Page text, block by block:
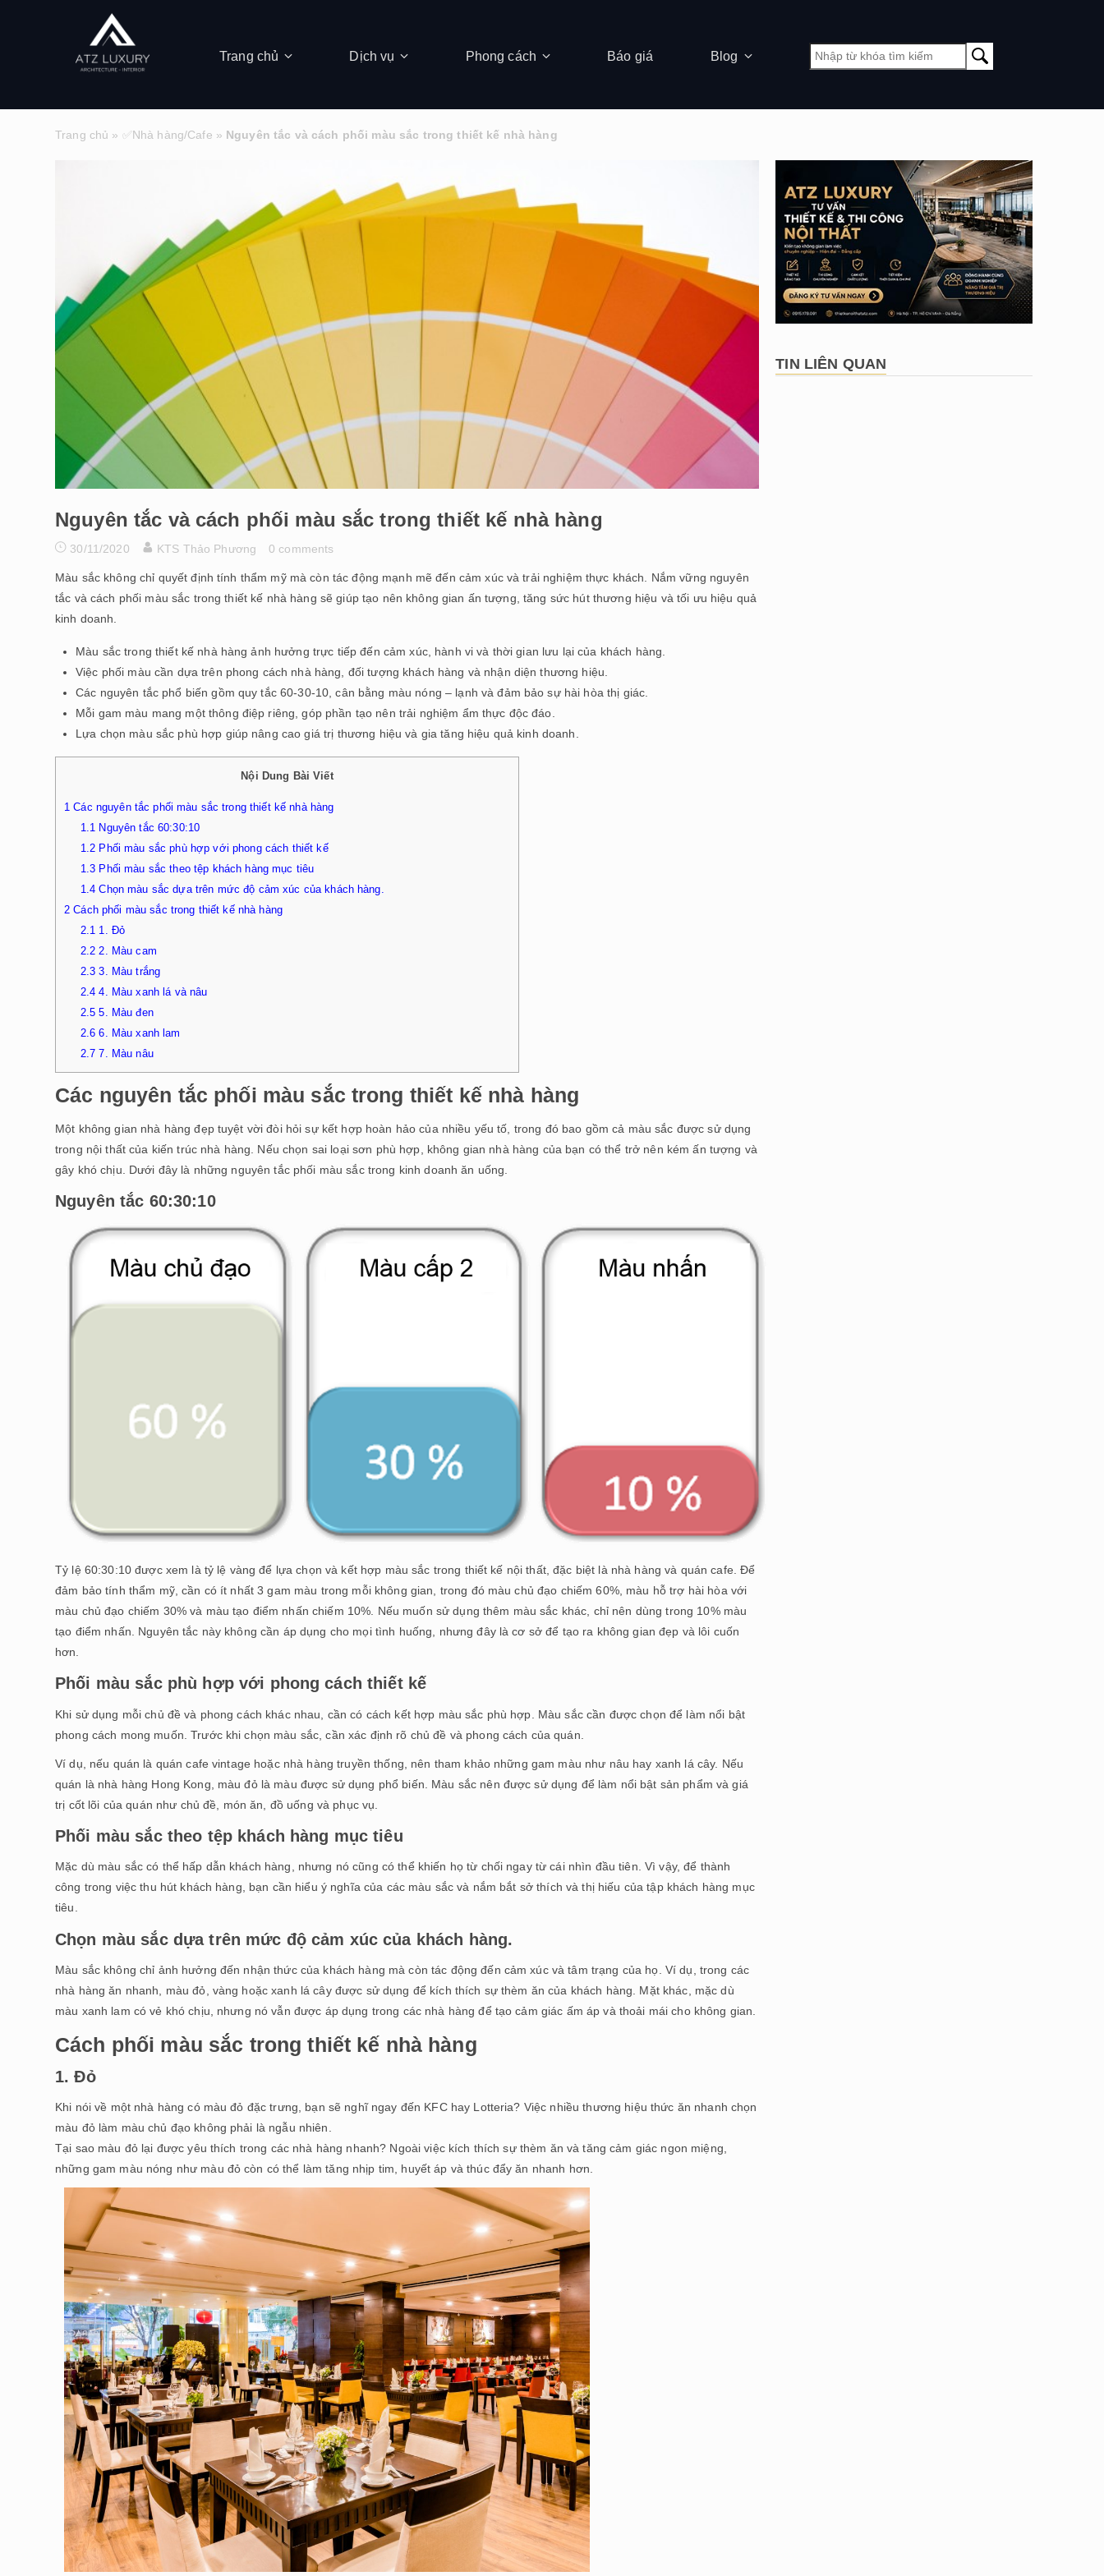
Trang chủ Dịch vụ Phong cách Báo giá Blog
Trang chủ » ✅Nhà hàng/Cafe » Nguyên tắc và cách phối màu sắc trong thiết kế nhà hàng
Nguyên tắc và cách phối màu sắc trong thiết kế nhà hàng
30/11/2020 KTS Thảo Phương 0 comments
Màu sắc không chỉ quyết định tính thẩm mỹ mà còn tác động mạnh mẽ đến cảm xúc và trải nghiệm thực khách. Nắm vững nguyên
tắc và cách phối màu sắc trong thiết kế nhà hàng sẽ giúp tạo nên không gian ấn tượng, tăng sức hút thương hiệu và tối ưu hiệu quả
kinh doanh.
Màu sắc trong thiết kế nhà hàng ảnh hưởng trực tiếp đến cảm xúc, hành vi và thời gian lưu lại của khách hàng.
Việc phối màu cần dựa trên phong cách nhà hàng, đối tượng khách hàng và nhận diện thương hiệu.
Các nguyên tắc phổ biến gồm quy tắc 60-30-10, cân bằng màu nóng – lạnh và đảm bảo sự hài hòa thị giác.
Mỗi gam màu mang một thông điệp riêng, góp phần tạo nên trải nghiệm ẩm thực độc đáo.
Lựa chọn màu sắc phù hợp giúp nâng cao giá trị thương hiệu và gia tăng hiệu quả kinh doanh.
Nội Dung Bài Viết
1 Các nguyên tắc phối màu sắc trong thiết kế nhà hàng
1.1 Nguyên tắc 60:30:10
1.2 Phối màu sắc phù hợp với phong cách thiết kế
1.3 Phối màu sắc theo tệp khách hàng mục tiêu
1.4 Chọn màu sắc dựa trên mức độ cảm xúc của khách hàng.
2 Cách phối màu sắc trong thiết kế nhà hàng
2.1 1. Đỏ
2.2 2. Màu cam
2.3 3. Màu trắng
2.4 4. Màu xanh lá và nâu
2.5 5. Màu đen
2.6 6. Màu xanh lam
2.7 7. Màu nâu
Các nguyên tắc phối màu sắc trong thiết kế nhà hàng
Một không gian nhà hàng đẹp tuyệt vời đòi hỏi sự kết hợp hoàn hảo của nhiều yếu tố, trong đó bao gồm cả màu sắc được sử dụng
trong nội thất của kiến trúc nhà hàng. Nếu chọn sai loại sơn phù hợp, không gian nhà hàng của bạn có thể trở nên kém ấn tượng và
gây khó chịu. Dưới đây là những nguyên tắc phối màu sắc trong kinh doanh ăn uống.
Nguyên tắc 60:30:10
Tỷ lệ 60:30:10 được xem là tỷ lệ vàng để lựa chọn và kết hợp màu sắc trong thiết kế nội thất, đặc biệt là nhà hàng và quán cafe. Để
đảm bảo tính thẩm mỹ, cần có ít nhất 3 gam màu trong mỗi không gian, trong đó màu chủ đạo chiếm 60%, màu hỗ trợ hài hòa với
màu chủ đạo chiếm 30% và màu tạo điểm nhấn chiếm 10%. Nếu muốn sử dụng thêm màu sắc khác, chỉ nên dùng trong 10% màu
tạo điểm nhấn. Nguyên tắc này không cần áp dụng cho mọi tình huống, nhưng đây là cơ sở để tạo ra không gian đẹp và lôi cuốn
hơn.
Phối màu sắc phù hợp với phong cách thiết kế
Khi sử dụng mỗi chủ đề và phong cách khác nhau, cần có cách kết hợp màu sắc phù hợp. Màu sắc cần được chọn để làm nổi bật
phong cách mong muốn. Trước khi chọn màu sắc, cần xác định rõ chủ đề và phong cách của quán.
Ví dụ, nếu quán là quán cafe vintage hoặc nhà hàng truyền thống, nên tham khảo những gam màu như nâu hay xanh lá cây. Nếu
quán là nhà hàng Hong Kong, màu đỏ là màu được sử dụng phổ biến. Màu sắc nên được sử dụng để làm nổi bật sản phẩm và giá
trị cốt lõi của quán như chủ đề, món ăn, đồ uống và phục vụ.
Phối màu sắc theo tệp khách hàng mục tiêu
Mặc dù màu sắc có thể hấp dẫn khách hàng, nhưng nó cũng có thể khiến họ từ chối ngay từ cái nhìn đầu tiên. Vì vậy, để thành
công trong việc thu hút khách hàng, bạn cần hiểu ý nghĩa của các màu sắc và nắm bắt sở thích và thị hiếu của tập khách hàng mục
tiêu.
Chọn màu sắc dựa trên mức độ cảm xúc của khách hàng.
Màu sắc không chỉ ảnh hưởng đến nhận thức của khách hàng mà còn tác động đến cảm xúc và tâm trạng của họ. Ví dụ, trong các
nhà hàng ăn nhanh, màu đỏ, vàng hoặc xanh lá cây được sử dụng để kích thích sự thèm ăn của khách hàng. Mặt khác, mặc dù
màu xanh lam có vẻ khó chịu, nhưng nó vẫn được áp dụng trong các nhà hàng để tạo cảm giác ấm áp và thoải mái cho không gian.
Cách phối màu sắc trong thiết kế nhà hàng
1. Đỏ
Khi nói về một nhà hàng có màu đỏ đặc trưng, bạn sẽ nghĩ ngay đến KFC hay Lotteria? Việc nhiều thương hiệu thức ăn nhanh chọn
màu đỏ làm màu chủ đạo không phải là ngẫu nhiên.
Tại sao màu đỏ lại được yêu thích trong các nhà hàng nhanh? Ngoài việc kích thích sự thèm ăn và tăng cảm giác ngon miệng,
những gam màu nóng như màu đỏ còn có thể làm tăng nhịp tim, huyết áp và thúc đẩy ăn nhanh hơn.
TIN LIÊN QUAN